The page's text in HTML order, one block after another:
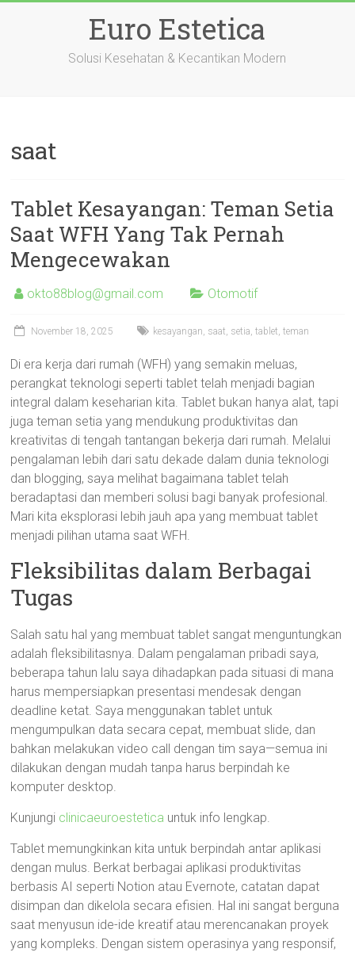
Euro Estetica
Solusi Kesehatan & Kecantikan Modern
saat
Tablet Kesayangan: Teman Setia
Saat WFH Yang Tak Pernah
Mengecewakan
okto88blog@gmail.com Otomotif
November 18, 2025 kesayangan, saat, setia,tablet,teman
Di era kerja dari rumah (WFH) yang semakin meluas,
perangkat teknologi seperti tablet telah menjadi bagian
integral dalam keseharian kita. Tablet bukan hanya alat, tapi
juga teman setia yang mendukung produktivitas dan
kreativitas di tengah tantangan bekerja dari rumah. Melalui
pengalaman lebih dari satu dekade dalam dunia teknologi
dan blogging, saya melihat bagaimana tablet telah
beradaptasi dan memberi solusi bagi banyak profesional.
Mari kita eksplorasi lebih jauh apa yang membuat tablet
menjadi pilihan utama saat WFH.
Fleksibilitas dalam Berbagai
Tugas
Salah satu hal yang membuat tablet sangat menguntungkan
adalah fleksibilitasnya. Dalam pengalaman pribadi saya,
beberapa tahun lalu saya dihadapkan pada situasi di mana
harus mempersiapkan presentasi mendesak dengan
deadline ketat. Saya menggunakan tablet untuk
mengumpulkan data secara cepat, membuat slide, dan
bahkan melakukan video call dengan tim saya—semua ini
dilakukan dengan mudah tanpa harus berpindah ke
komputer desktop.
Kunjungi clinicaeuroestetica untuk info lengkap.
Tablet memungkinkan kita untuk berpindah antar aplikasi
dengan mulus. Berkat berbagai aplikasi produktivitas
berbasis AI seperti Notion atau Evernote, catatan dapat
disimpan dan dikelola secara efisien. Hal ini sangat berguna
saat menyusun ide-ide kreatif atau merencanakan proyek
yang kompleks. Dengan sistem operasinya yang responsif,